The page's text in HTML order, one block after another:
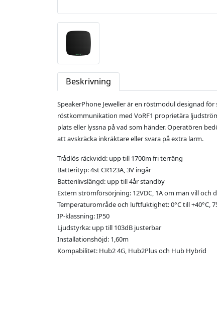
Beskrivning
SpeakerPhone Jeweller är en röstmodul designad
röstkommunikation med VoRF1 proprietära
plats eller lyssna på vad som händer. Operatören
att avskräcka inkräktare eller svara på extra larm.
Trådlös räckvidd: upp till 1700m fri terräng
Batterityp: 4st CR123A, 3V ingår
Batterilivslängd: upp till 4år standby
Extern strömförsörjning: 12VDC, 1A om man vill och
Temperaturområde och luftfuktighet: 0°С till +40°С,
IP-klassning: IP50
Ljudstyrka: upp till 103dB justerbar
Installationshöjd: 1,60m
Kompabilitet: Hub2 4G, Hub2Plus och Hub Hybrid